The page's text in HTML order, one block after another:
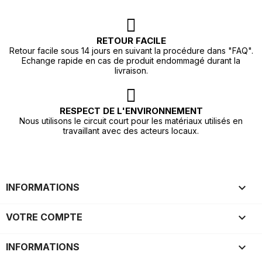
RETOUR FACILE
Retour facile sous 14 jours en suivant la procédure dans "FAQ".
Echange rapide en cas de produit endommagé durant la
livraison.
RESPECT DE L'ENVIRONNEMENT
Nous utilisons le circuit court pour les matériaux utilisés en
travaillant avec des acteurs locaux.
INFORMATIONS 
VOTRE COMPTE 
INFORMATIONS keyboard_arrow_down